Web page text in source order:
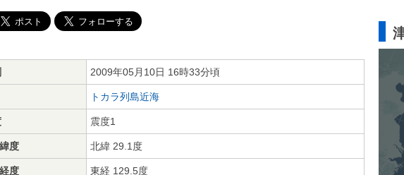
2009年05月10日 16時33分頃
トカラ列島近海
震度1
緯度 北緯 29.1度
経度 東経 129.5度